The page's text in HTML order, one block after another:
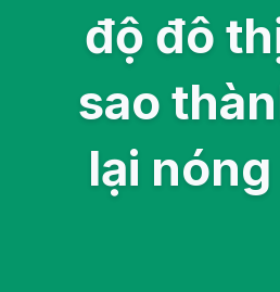
độ đô
sao
lại